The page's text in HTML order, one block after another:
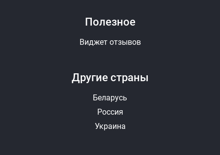
Другие страны
Беларусь
Россия
Украина
Полезное
Виджет отзывов